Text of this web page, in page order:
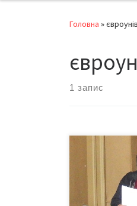
Головна »
1 запис
25 січня у
"Інфобочка".
письменник та
Бойченко.